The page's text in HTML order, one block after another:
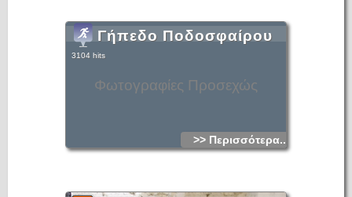
Φωτογραφίες Προσεχώς
Γήπεδο Ποδοσφαίρου
3104 hits
>> Περισσότερα...